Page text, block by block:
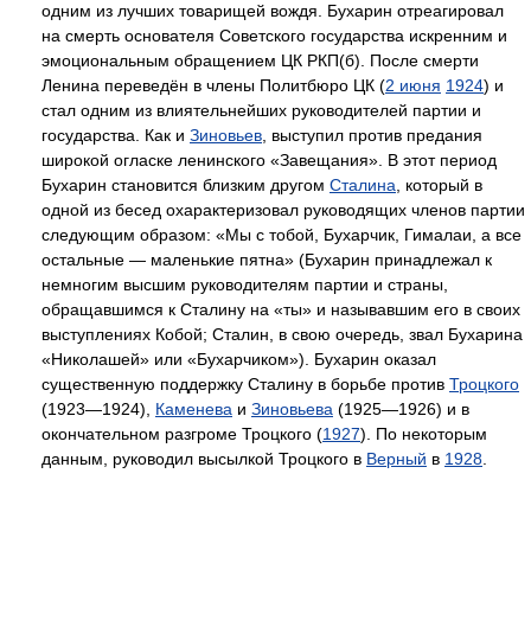
одним из лучших товарищей вождя. Бухарин отреагировал
на смерть основателя Советского государства искренним и
эмоциональным обращением ЦК РКП(б). После смерти
Ленина переведён в члены Политбюро ЦК (2 июня 1924) и
стал одним из влиятельнейших руководителей партии и
государства. Как и Зиновьев, выступил против предания
широкой огласке ленинского «Завещания». В этот период
Бухарин становится близким другом Сталина, который в
одной из бесед охарактеризовал руководящих членов партии
следующим образом: «Мы с тобой, Бухарчик, Гималаи, а все
остальные — маленькие пятна» (Бухарин принадлежал к
немногим высшим руководителям партии и страны,
обращавшимся к Сталину на «ты» и называвшим его в своих
выступлениях Кобой; Сталин, в свою очередь, звал Бухарина
«Николашей» или «Бухарчиком»). Бухарин оказал
существенную поддержку Сталину в борьбе против Троцкого
(1923—1924), Каменева и Зиновьева (1925—1926) и в
окончательном разгроме Троцкого (1927). По некоторым
данным, руководил высылкой Троцкого в Верный в 1928.